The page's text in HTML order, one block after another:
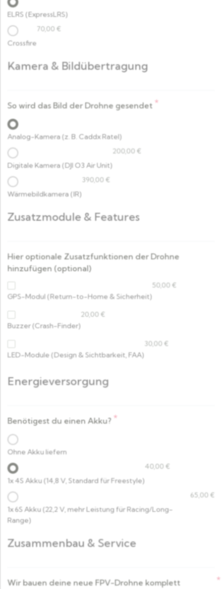
ELRS (ExpressLRS)
Crossfire
70,00 €
Kamera & Bildübertragung
So wird das Bild der Drohne gesendet *
Analog-Kamera (z. B. Caddx Ratel)
Digitale Kamera (DJI O3 Air Unit)
200,00 €
Wärmebildkamera (IR)
390,00 €
Zusatzmodule & Features
Hier optionale Zusatzfunktionen der Drohne
hinzufügen (optional)
GPS-Modul (Return-to-Home & Sicherheit)
50,00 €
Buzzer (Crash-Finder)
20,00 €
LED-Module (Design & Sichtbarkeit, FAA)
30,00 €
Energieversorgung
Benötigest du einen Akku? *
Ohne Akku liefern
1x 4S Akku (14,8 V, Standard für Freestyle)
40,00 €
1x 6S Akku (22,2 V, mehr Leistung für Racing/Long-
Range)
65,00 €
Zusammenbau & Service
Wir bauen deine neue FPV-Drohne komplett
*